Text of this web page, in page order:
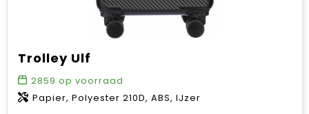
Trolley Ulf
2859 op voorraad
Papier, Polyester 210D, ABS, IJzer